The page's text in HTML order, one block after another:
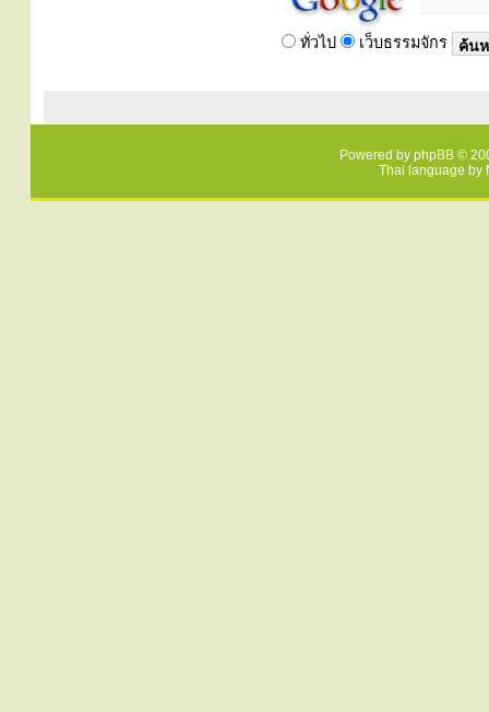
ทั่วไป เว็บธรรมจักร
Powered by phpBB ©
Thai language by